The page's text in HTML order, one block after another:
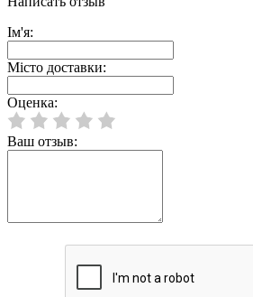
Ім'я:
Місто доставки:
Оценка:
Ваш отзыв: